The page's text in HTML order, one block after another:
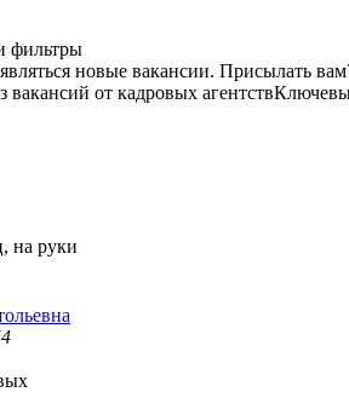
фильтры
новые вакансии. Присылать
вакансий от кадровых агентств
на руки